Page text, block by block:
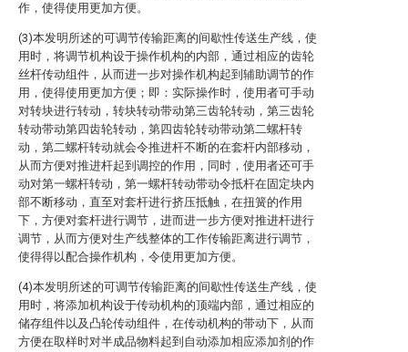
作，使得使用更加方便。
(3)本发明所述的可调节传输距离的间歇性传送生产线，使
用时，将调节机构设于操作机构的内部，通过相应的齿轮
丝杆传动组件，从而进一步对操作机构起到辅助调节的作
用，使得使用更加方便；即：实际操作时，使用者可手动
对转块进行转动，转块转动带动第三齿轮转动，第三齿轮
转动带动第四齿轮转动，第四齿轮转动带动第二螺杆转
动，第二螺杆转动就会令推进杆不断的在套杆内部移动，
从而方便对推进杆起到调控的作用，同时，使用者还可手
动对第一螺杆转动，第一螺杆转动带动令抵杆在固定块内
部不断移动，直至对套杆进行挤压抵触，在扭簧的作用
下，方便对套杆进行调节，进而进一步方便对推进杆进行
调节，从而方便对生产线整体的工作传输距离进行调节，
使得得以配合操作机构，令使用更加方便。
(4)本发明所述的可调节传输距离的间歇性传送生产线，使
用时，将添加机构设于传动机构的顶端内部，通过相应的
储存组件以及凸轮传动组件，在传动机构的带动下，从而
方便在取样时对半成品物料起到自动添加相应添加剂的作